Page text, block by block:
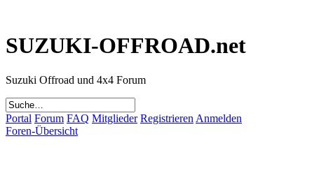
SUZUKI-OFFROAD.net
Suzuki Offroad und 4x4 Forum
Portal Forum FAQ Mitglieder Registrieren Anmelden
Foren-Übersicht